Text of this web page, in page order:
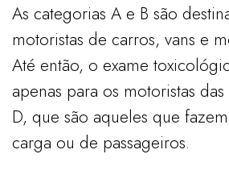
As categorias A e B são
motoristas de carros, vans e
Até então, o exame
apenas para os motoristas
D, que são aqueles que
carga ou de passageiros.